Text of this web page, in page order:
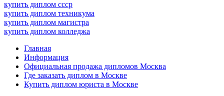
купить диплом ссср
купить диплом техникума
купить диплом магистра
купить диплом колледжа
Главная
Информация
Официальная продажа дипломов Москва
Где заказать диплом в Москве
Купить диплом юриста в Москве